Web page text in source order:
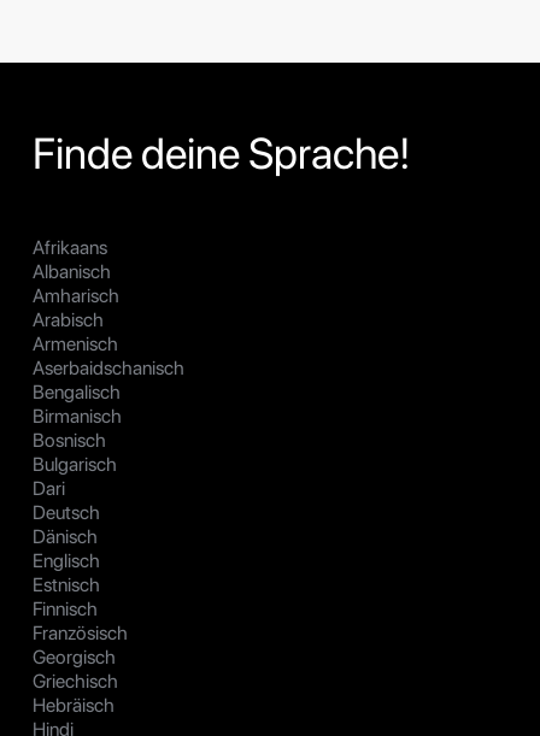
Finde deine Sprache!
Afrikaans
Albanisch
Amharisch
Arabisch
Armenisch
Aserbaidschanisch
Bengalisch
Birmanisch
Bosnisch
Bulgarisch
Dari
Deutsch
Dänisch
Englisch
Estnisch
Finnisch
Französisch
Georgisch
Griechisch
Hebräisch
Hindi